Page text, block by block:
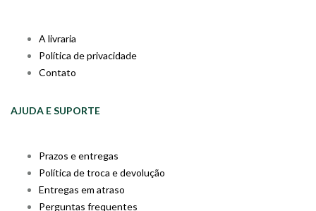
A livraria
Política de privacidade
Contato
AJUDA E SUPORTE
Prazos e entregas
Política de troca e devolução
Entregas em atraso
Perguntas frequentes